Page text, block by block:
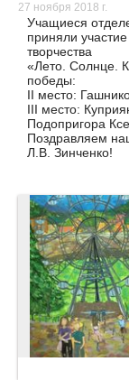
27 ноября 2018 г.
Учащиеся
приняли
творчества
«Лето. Солнце.
победы:
II место:
III место:
Подопригора
Поздравляем
Л.В. Зинченко!